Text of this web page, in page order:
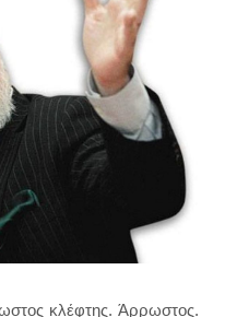
κλέφτης. Άρρωστος.